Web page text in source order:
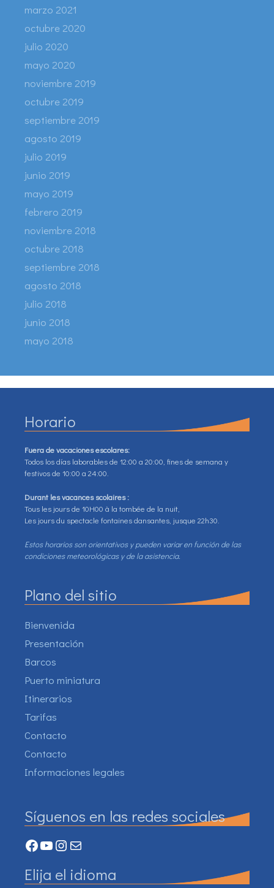
marzo 2021
octubre 2020
julio 2020
mayo 2020
noviembre 2019
octubre 2019
septiembre 2019
agosto 2019
julio 2019
junio 2019
mayo 2019
febrero 2019
noviembre 2018
octubre 2018
septiembre 2018
agosto 2018
julio 2018
junio 2018
mayo 2018
Horario
Fuera de vacaciones escolares:
Todos los días laborables de 12:00 a 20:00, fines de semana y
festivos de 10:00 a 24:00.
Durant les vacances scolaires :
Tous les jours de 10H00 à la tombée de la nuit,
Les jours du spectacle fontaines dansantes, jusque 22h30.
Estos horarios son orientativos y pueden variar en función de las
condiciones meteorológicas y de la asistencia.
Plano del sitio
Bienvenida
Presentación
Barcos
Puerto miniatura
Itinerarios
Tarifas
Contacto
Contacto
Informaciones legales
Síguenos en las redes sociales
Facebook
YouTube
Instagram
Mail
Elija el idioma